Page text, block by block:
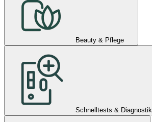
Beauty & Pflege
Schnelltests & Diagnostik